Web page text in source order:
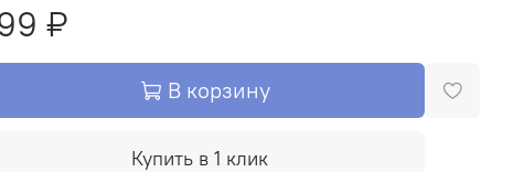
₽
В корзину
Купить в 1 клик